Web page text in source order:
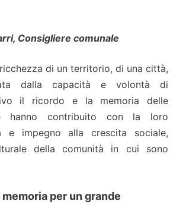
Consigliere comunale
di un territorio, di una città,
dalla capacità e volontà di
il ricordo e la memoria delle
hanno contribuito con la loro
e impegno alla crescita sociale,
della comunità in cui sono
per un grande